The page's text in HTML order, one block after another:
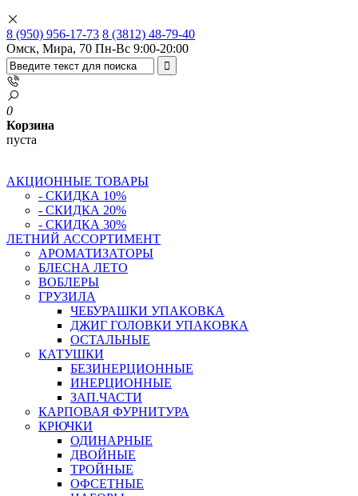
8 (950) 956-17-73 8 (3812) 48-79-40
Омск, Мира, 70 Пн-Вс 9:00-20:00
0
Корзина
пуста
АКЦИОННЫЕ ТОВАРЫ
- СКИДКА 10%
- СКИДКА 20%
- СКИДКА 30%
ЛЕТНИЙ АССОРТИМЕНТ
АРОМАТИЗАТОРЫ
БЛЕСНА ЛЕТО
ВОБЛЕРЫ
ГРУЗИЛА
ЧЕБУРАШКИ УПАКОВКА
ДЖИГ ГОЛОВКИ УПАКОВКА
ОСТАЛЬНЫЕ
КАТУШКИ
БЕЗИНЕРЦИОННЫЕ
ИНЕРЦИОННЫЕ
ЗАП.ЧАСТИ
КАРПОВАЯ ФУРНИТУРА
КРЮЧКИ
ОДИНАРНЫЕ
ДВОЙНЫЕ
ТРОЙНЫЕ
ОФСЕТНЫЕ